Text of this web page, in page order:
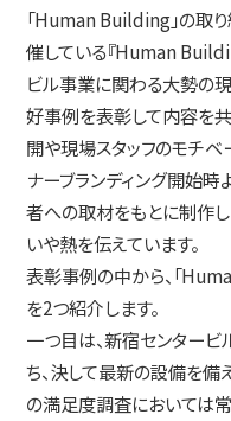
「Human Building」の取
催している『Human
ビル事業に関わる大勢の
好事例を表彰して内容を
開や現場スタッフのモチベ
ナーブランディング開始時
者への取材をもとに制作
いや熱を伝えています。
表彰事例の中から、「
を2つ紹介します。
一つ目は、新宿センター
ち、決して最新の設備を備
の満足度調査においては常